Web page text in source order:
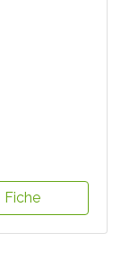
Fiche